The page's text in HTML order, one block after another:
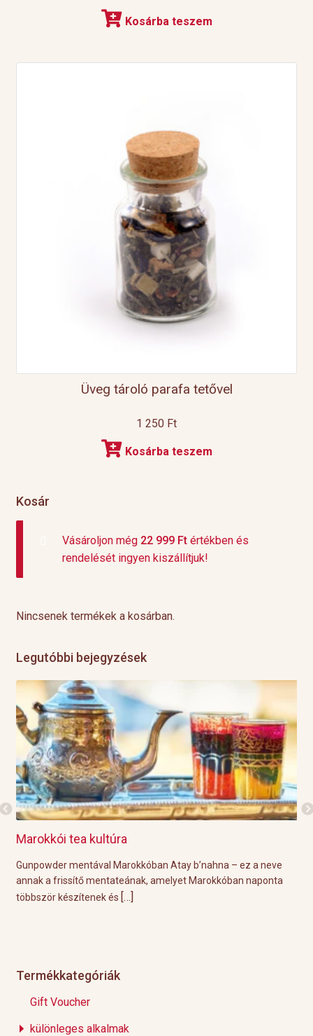
Kosárba teszem
Üveg tároló parafa tetővel
1 250 Ft
Kosárba teszem
Kosár
Vásároljon még 22 999 Ftértékben és
rendelését ingyen kiszállítjuk!
Nincsenek termékek a kosárban.
Legutóbbi bejegyzések
Marokkói tea kultúra
Gunpowder mentával Marokkóban Atay b’nahna – ez a neve
annak a frissítő mentateának, amelyet Marokkóban naponta
többször készítenek és […]
Termékkategóriák
Gift Voucher
különleges alkalmak